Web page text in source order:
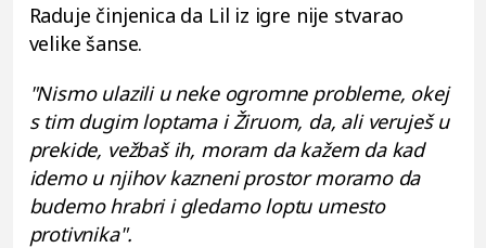
Raduje činjenica da Lil iz igre nije stvarao
velike šanse.
"Nismo ulazili u neke ogromne probleme, okej
s tim dugim loptama i Žiruom, da, ali veruješ u
prekide, vežbaš ih, moram da kažem da kad
idemo u njihov kazneni prostor moramo da
budemo hrabri i gledamo loptu umesto
protivnika".